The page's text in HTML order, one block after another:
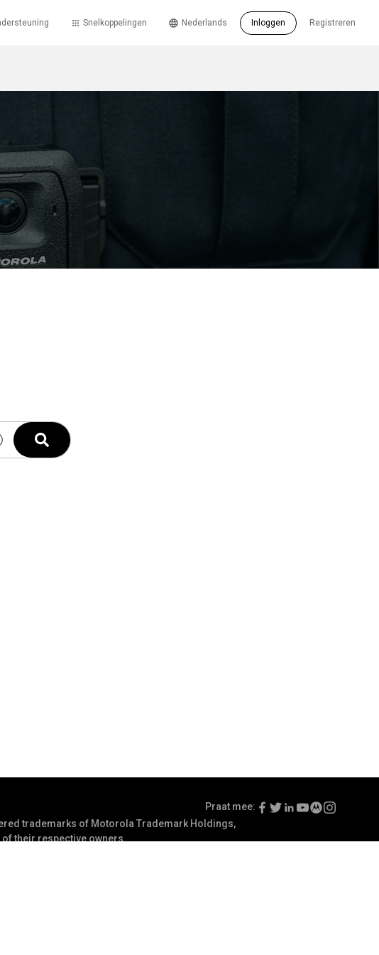
Snelkoppelingen Registreren
Nederlands Inloggen
Praat mee:
trademarks of Motorola Trademark Holdings,
their respective owners.